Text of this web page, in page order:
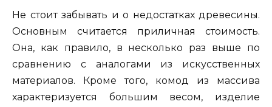
Не стоит забывать и о недостатках древесины.
Основным считается приличная стоимость.
Она, как правило, в несколько раз выше по
сравнению с аналогами из искусственных
материалов. Кроме того, комод из массива
характеризуется большим весом, изделие